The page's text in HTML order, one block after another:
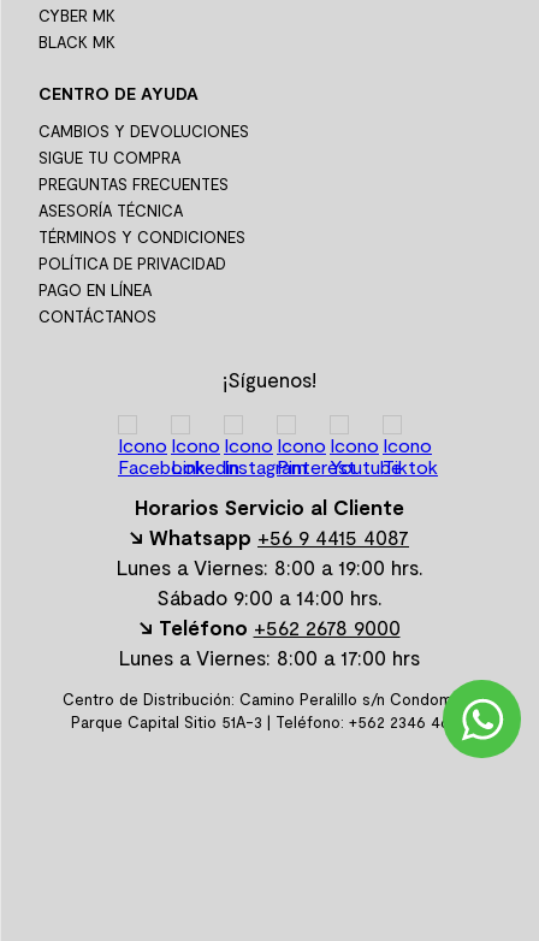
CYBER MK
BLACK MK
CENTRO DE AYUDA
CAMBIOS Y DEVOLUCIONES
SIGUE TU COMPRA
PREGUNTAS FRECUENTES
ASESORÍA TÉCNICA
TÉRMINOS Y CONDICIONES
POLÍTICA DE PRIVACIDAD
PAGO EN LÍNEA
CONTÁCTANOS
¡Síguenos!
Horarios Servicio al Cliente
↘ Whatsapp +56 9 4415 4087
Lunes a Viernes: 8:00 a 19:00 hrs.
Sábado 9:00 a 14:00 hrs.
↘ Teléfono +562 2678 9000
Lunes a Viernes: 8:00 a 17:00 hrs
Centro de Distribución: Camino Peralillo s/n Condominio
Parque Capital Sitio 51A-3 | Teléfono: +562 2346 4600